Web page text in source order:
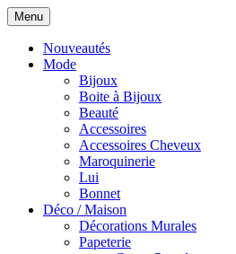
Menu
Nouveautés
Mode
Bijoux
Boite à Bijoux
Beauté
Accessoires
Accessoires Cheveux
Maroquinerie
Lui
Bonnet
Déco / Maison
Décorations Murales
Papeterie